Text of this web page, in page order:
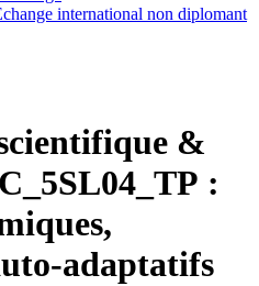
international non diplomant
&
:
adaptatifs